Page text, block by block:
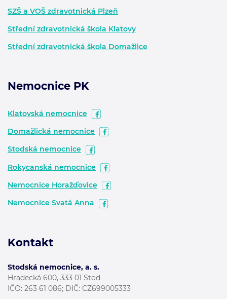
SZŠ a VOŠ zdravotnická Plzeň
Střední zdravotnická škola Klatovy
Střední zdravotnická škola Domažlice
Nemocnice PK
Klatovská nemocnice
Domažlická nemocnice
Stodská nemocnice
Rokycanská nemocnice
Nemocnice Horažďovice
Nemocnice Svatá Anna
Kontakt
Stodská nemocnice, a. s.
Hradecká 600, 333 01 Stod
IČO: 263 61 086; DIČ: CZ699005333